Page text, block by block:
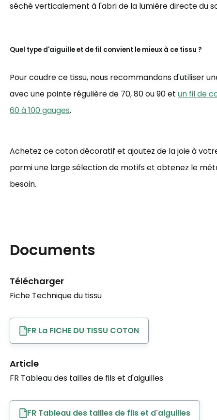
séché verticalement à l'abri de la lumière directe du
Quel type d'aiguille et de fil convient le mieux à ce tissu ?
Pour coudre ce tissu, nous recommandons d'utiliser
avec une pointe régulière de 70, 80 ou 90 et un fil de
60 à 100 gauges.
Achetez ce coton décoratif et ajoutez de la joie à
parmi une large sélection de motifs et obtenez le
besoin.
Documents
Télécharger
Fiche Technique du tissu
FR La FICHE DU TISSU COTON
Article
FR Tableau des tailles de fils et d'aiguilles
FR Tableau des tailles de fils et d'aiguilles